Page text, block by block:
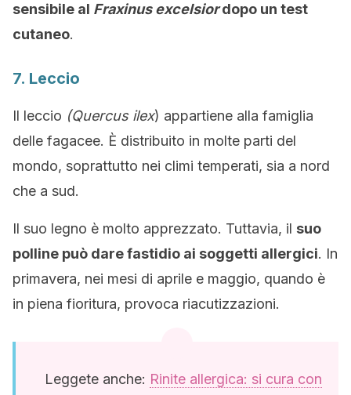
sensibile al Fraxinus excelsiordopo un test
cutaneo.
7. Leccio
Il leccio (Quercus ilex) appartiene alla famiglia
delle fagacee. È distribuito in molte parti del
mondo, soprattutto nei climi temperati, sia a nord
che a sud.
Il suo legno è molto apprezzato. Tuttavia, il suo
polline può dare fastidio ai soggetti allergici. In
primavera, nei mesi di aprile e maggio, quando è
in piena fioritura, provoca riacutizzazioni.
Leggete anche: Rinite allergica: si cura con